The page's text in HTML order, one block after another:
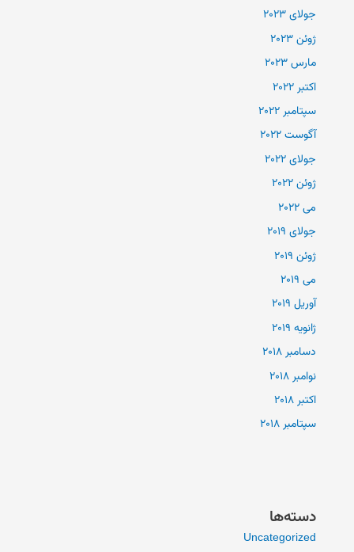
جولای 2023
ژوئن 2023
مارس 2023
اکتبر 2022
سپتامبر 2022
آگوست 2022
جولای 2022
ژوئن 2022
می 2022
جولای 2019
ژوئن 2019
می 2019
آوریل 2019
ژانویه 2019
دسامبر 2018
نوامبر 2018
اکتبر 2018
سپتامبر 2018
دسته‌ها
Uncategorized